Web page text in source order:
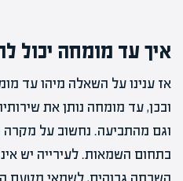
איך עד מומחה יכול
אז ענינו על השאלה מיהו עד
ובכן, עד מומחה נותן את
וגם מהתביעה. נחשוב על מקרה
בתחום השמאות. לעירייה יש